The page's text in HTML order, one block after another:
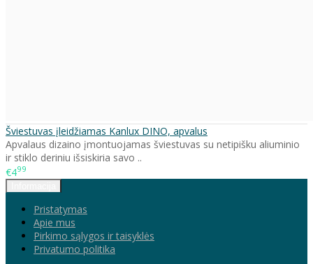
Šviestuvas įleidžiamas Kanlux DINO, apvalus
Apvalaus dizaino įmontuojamas šviestuvas su netipišku aliuminio
ir stiklo deriniu išsiskiria savo ..
€499
Pristatymas
Apie mus
Pirkimo sąlygos ir taisyklės
Privatumo politika